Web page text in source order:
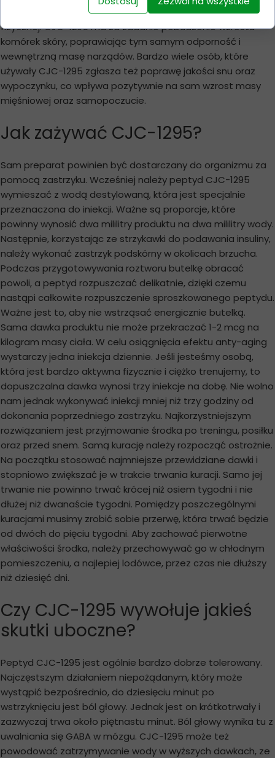
tkanki tłuszczowej, zwiększenie masy mięśniowej i siły
fizycznej. CJC-1295 ma za zadanie pobudzenie wzrostu
komórek skóry, poprawiając tym samym odporność i
wewnętrzną masę narządów. Bardzo wiele osób, które
używały CJC-1295 zgłasza też poprawę jakości snu oraz
wypoczynku, co wpływa pozytywnie na sam wzrost masy
mięśniowej oraz samopoczucie.
Jak zażywać CJC-1295?
Sam preparat powinien być dostarczany do organizmu za
pomocą zastrzyku. Wcześniej należy peptyd CJC-1295
wymieszać z wodą destylowaną, która jest specjalnie
przeznaczona do iniekcji. Ważne są proporcje, które
powinny wynosić dwa mililitry produktu na dwa mililitry wody.
Następnie, korzystając ze strzykawki do podawania insuliny,
należy wykonać zastrzyk podskórny w okolicach brzucha.
Podczas przygotowywania roztworu butelkę obracać
powoli, a peptyd rozpuszczać delikatnie, dzięki czemu
nastąpi całkowite rozpuszczenie sproszkowanego peptydu.
Ważne jest to, aby nie wstrząsać energicznie butelką.
Sama dawka produktu nie może przekraczać 1-2 mcg na
kilogram masy ciała. W celu osiągnięcia efektu anty-aging
wystarczy jedna iniekcja dziennie. Jeśli jesteśmy osobą,
która jest bardzo aktywna fizycznie i ciężko trenujemy, to
dopuszczalna dawka wynosi trzy iniekcje na dobę. Nie wolno
nam jednak wykonywać iniekcji mniej niż trzy godziny od
dokonania poprzedniego zastrzyku. Najkorzystniejszym
rozwiązaniem jest przyjmowanie środka po treningu, posiłku
oraz przed snem. Samą kurację należy rozpocząć ostrożnie.
Na początku stosować najmniejsze przewidziane dawki i
stopniowo zwiększać je w trakcie trwania kuracji. Samo jej
trwanie nie powinno trwać krócej niż osiem tygodni i nie
dłużej niż dwanaście tygodni. Pomiędzy poszczególnymi
kuracjami musimy zrobić sobie przerwę, która trwać będzie
od dwóch do pięciu tygodni. Aby zachować pierwotne
właściwości środka, należy przechowywać go w chłodnym
pomieszczeniu, a najlepiej lodówce, przez czas nie dłuższy
niż dziesięć dni.
Czy CJC-1295 wywołuje jakieś
skutki uboczne?
Peptyd CJC-1295 jest ogólnie bardzo dobrze tolerowany.
Najczęstszym działaniem niepożądanym, który może
wystąpić bezpośrednio, do dziesięciu minut po
wstrzyknięciu jest ból głowy. Jednak jest on krótkotrwały i
zazwyczaj trwa około piętnastu minut. Ból głowy wynika tu z
uwalniania się GABA w mózgu. CJC-1295 może też
powodować zatrzymywanie wody w wyższych dawkach, ze